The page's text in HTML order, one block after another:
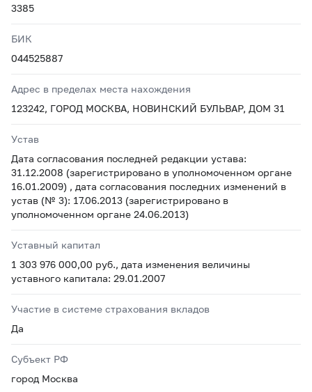
3385
БИК
044525887
Адрес в пределах места нахождения
123242, ГОРОД МОСКВА, НОВИНСКИЙ БУЛЬВАР, ДОМ 31
Устав
Дата согласования последней редакции устава:
31.12.2008 (зарегистрировано в уполномоченном органе
16.01.2009) , дата согласования последних изменений в
устав (№ 3): 17.06.2013 (зарегистрировано в
уполномоченном органе 24.06.2013)
Уставный капитал
1 303 976 000,00 руб., дата изменения величины
уставного капитала: 29.01.2007
Участие в системе страхования вкладов
Да
Субъект РФ
город Москва